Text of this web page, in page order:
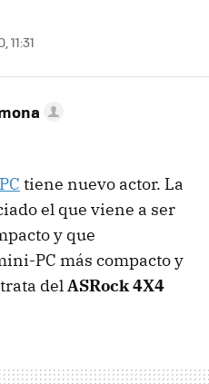
tiene nuevo actor. La
el que viene a ser
y que
PC más compacto y
delASRock 4X4